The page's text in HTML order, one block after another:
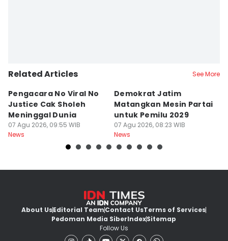
Related Articles See More
Pengacara No Viral No
Justice Cak Sholeh
Meninggal Dunia
07 Agu 2026, 09:55 WIB
News
Demokrat Jatim
Matangkan Mesin Partai
untuk Pemilu 2029
07 Agu 2026, 08:23 WIB
News
About UsEditorial TeamContact UsTerms of Services
Pedoman Media SiberIndexSitemap
Follow Us